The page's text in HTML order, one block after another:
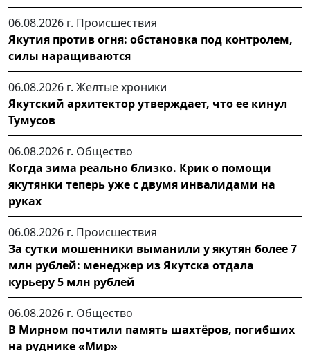
06.08.2026 г. Происшествия
Якутия против огня: обстановка под контролем,
силы наращиваются
06.08.2026 г. Желтые хроники
Якутский архитектор утверждает, что ее кинул
Тумусов
06.08.2026 г. Общество
Когда зима реально близко. Крик о помощи
якутянки теперь уже с двумя инвалидами на
руках
06.08.2026 г. Происшествия
За сутки мошенники выманили у якутян более 7
млн рублей: менеджер из Якутска отдала
курьеру 5 млн рублей
06.08.2026 г. Общество
В Мирном почтили память шахтёров, погибших
на руднике «Мир»